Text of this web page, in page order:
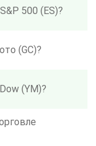
500 (ES)?
(GC)?
(YM)?